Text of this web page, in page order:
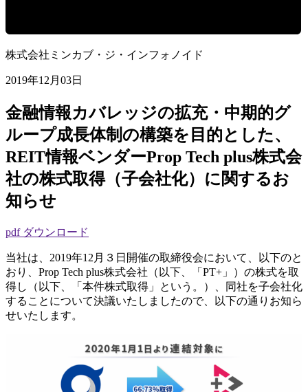
株式会社ミンカブ・ジ・インフォノイド
2019年12月03日
金融情報カバレッジの拡充・中期的グ
ループ成長体制の構築を目的とした、
REIT情報ベンダーProp Tech plus株式会
社の株式取得（子会社化）に関するお
知らせ
pdf ダウンロード
当社は、2019年12月３日開催の取締役会において、以下のと
おり、Prop Tech plus株式会社（以下、「PT+」）の株式を取
得し（以下、「本件株式取得」という。）、同社を子会社化
することについて決議いたしましたので、以下の通りお知ら
せいたします。